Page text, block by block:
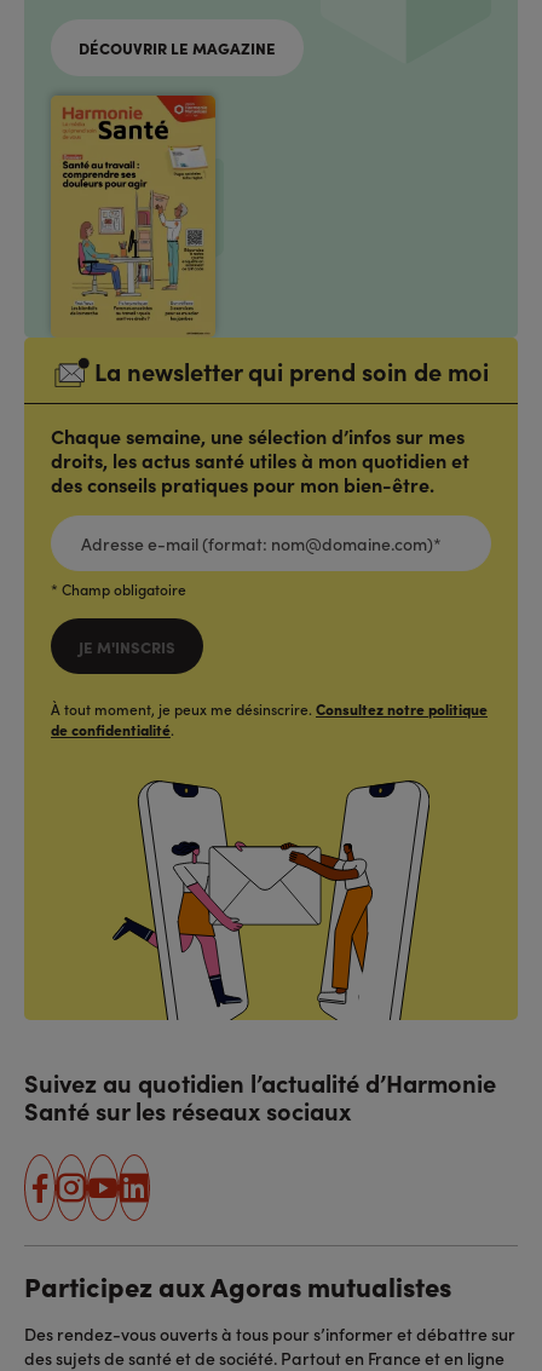
DÉCOUVRIR LE MAGAZINE
La newsletter qui prend soin de moi
Chaque semaine, une sélection d’infos sur mes
droits, les actus santé utiles à mon quotidien et
des conseils pratiques pour mon bien-être.
ADRESSE
E-
MAIL
(FORMAT:
NOM@DOMAINE.COM)*
* Champ obligatoire
JE M'INSCRIS
À tout moment, je peux me désinscrire. Consultez notre politique
de confidentialité.
Suivez au quotidien l’actualité d’Harmonie
Santé sur les réseaux sociaux
facebook
instagram
youtube
linkedin
Participez aux Agoras mutualistes
Des rendez-vous ouverts à tous pour s’informer et débattre sur
des sujets de santé et de société. Partout en France et en ligne